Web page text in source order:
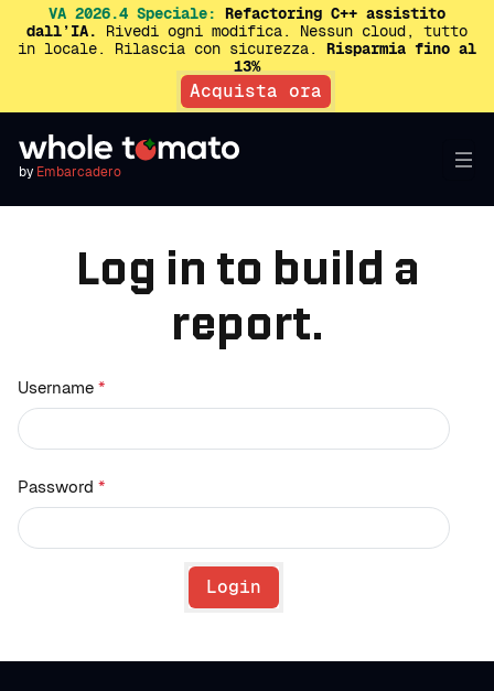
VA 2026.4 Speciale: Refactoring C++ assistito
dall’IA.
Rivedi ogni modifica. Nessun cloud, tutto
in locale. Rilascia con sicurezza. Risparmia fino al
13%
Acquista ora
by Embarcadero
Log in to build a
report.
Username *
Password *
Login